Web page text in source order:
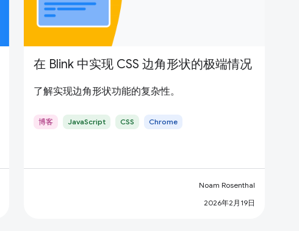
在 Blink 中实现 CSS 边角形状的极端情况
了解实现边角形状功能的复杂性。
博客 JavaScript CSS Chrome
Noam Rosenthal
2026年2月19日